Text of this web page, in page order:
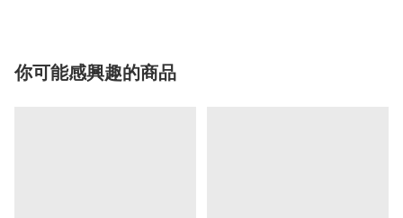
你可能感興趣的商品